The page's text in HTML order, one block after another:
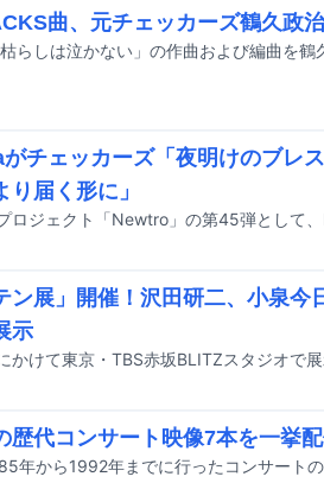
曲、元チェッカーズ鶴久政
チェッカーズ「夜明けのブレ
り届く形に」
ン展」開催！沢田研二、小泉
示
歴代コンサート映像7本を一挙